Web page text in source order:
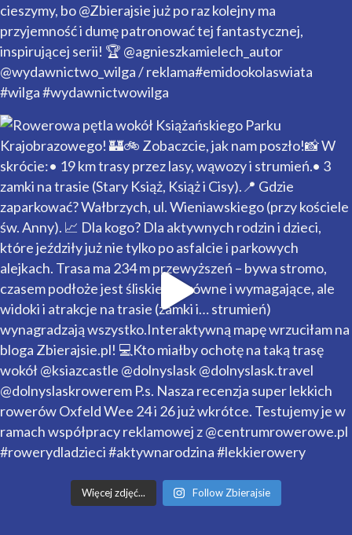
Więcej zdjęć... Follow Zbierajsie